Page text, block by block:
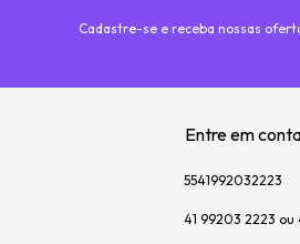
Cadastre-se e receba nossas
Entre em
5541992032223
41 99203 2223 ou